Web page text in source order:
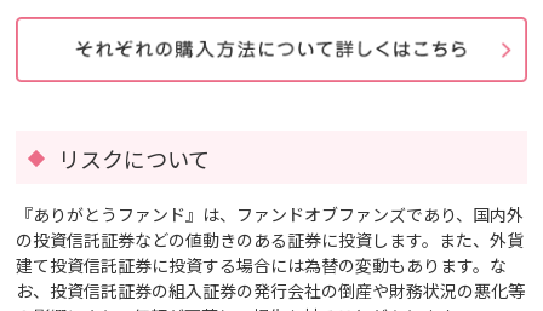
リスクについて
『ありがとうファンド』は、ファンドオブファンズであり、国内外
の投資信託証券などの値動きのある証券に投資します。また、外貨
建て投資信託証券に投資する場合には為替の変動もあります。な
お、投資信託証券の組入証券の発行会社の倒産や財務状況の悪化等